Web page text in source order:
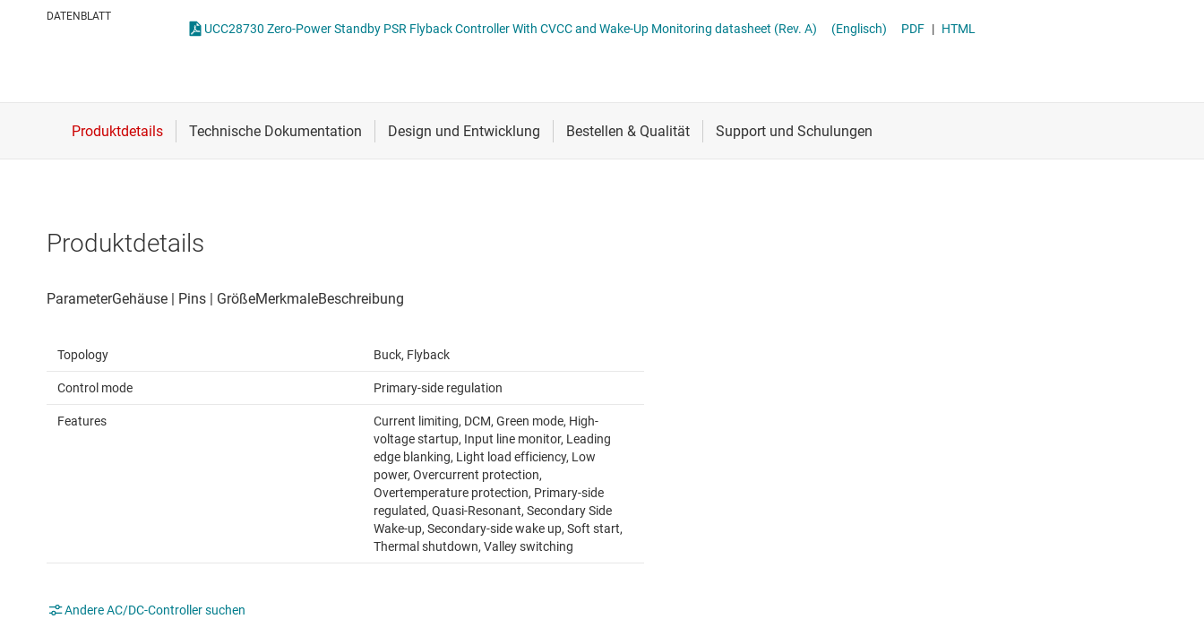
Isolierung Verstärker
DATENBLATT
UCC28730 Zero-Power Standby PSR Flyback Controller With CVCC and Wake-Up Monitoring datasheet (Rev. A) (Englisch) PDF | HTML
Produktdetails
Topology Buck, Flyback
Control mode Primary-side regulation
Features
Current limiting, DCM, Green mode, High-
voltage startup, Input line monitor, Leading
edge blanking, Light load efficiency, Low
power, Overcurrent protection,
Overtemperature protection, Primary-side
regulated, Quasi-Resonant, Secondary Side
Wake-up, Secondary-side wake up, Soft start,
Thermal shutdown, Valley switching
Andere AC/DC-Controller suchen